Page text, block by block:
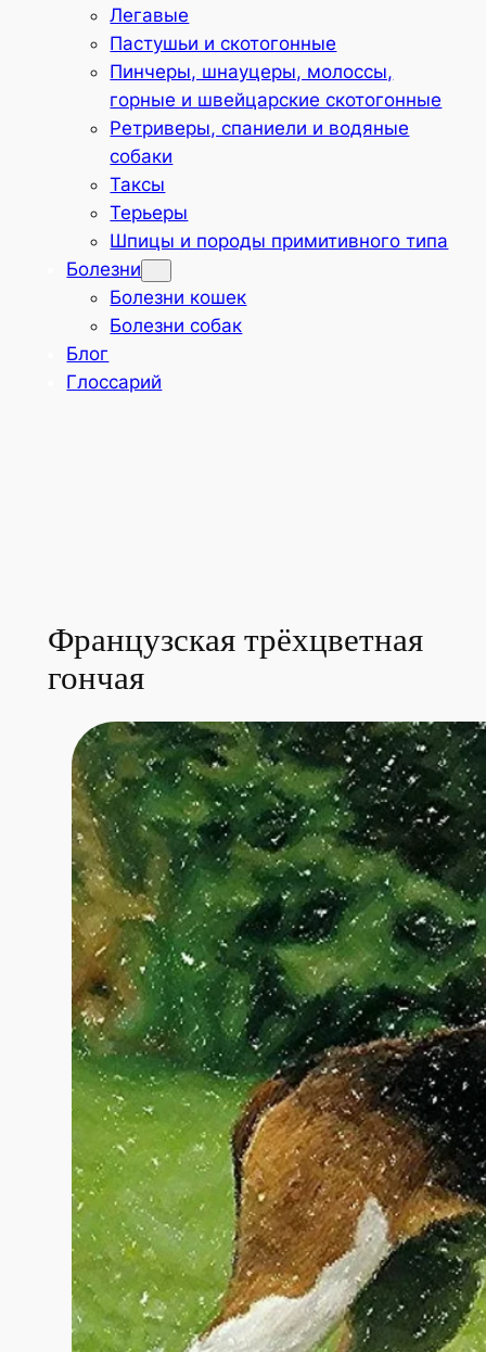
Легавые
Пастушьи и скотогонные
Пинчеры, шнауцеры, молоссы,
горные и швейцарские скотогонные
Ретриверы, спаниели и водяные
собаки
Таксы
Терьеры
Шпицы и породы примитивного типа
Болезни
Болезни кошек
Болезни собак
Блог
Глоссарий
Французская трёхцветная
гончая